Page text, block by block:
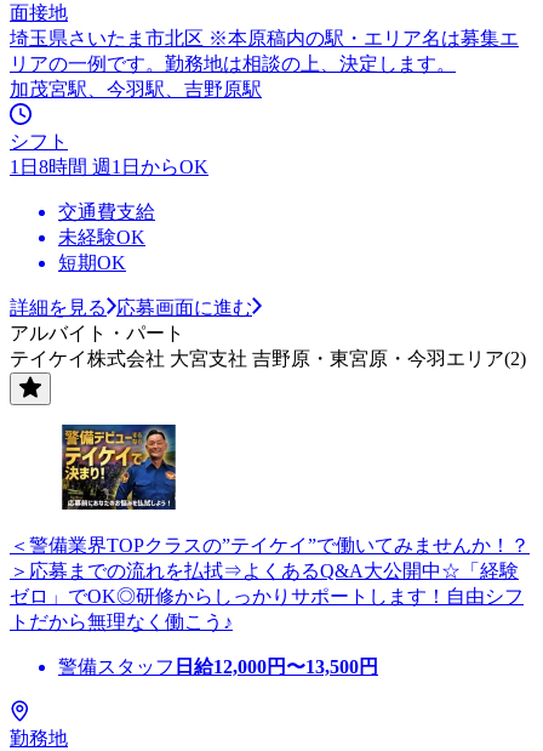
面接地
埼玉県さいたま市北区 ※本原稿内の駅・エリア名は募集エ
リアの一例です。勤務地は相談の上、決定します。
加茂宮駅、今羽駅、吉野原駅
シフト
1日8時間 週1日からOK
交通費支給
未経験OK
短期OK
詳細を見る
応募画面に進む
アルバイト・パート
テイケイ株式会社 大宮支社 吉野原・東宮原・今羽エリア(2)
＜警備業界TOPクラスの”テイケイ”で働いてみませんか！？
＞応募までの流れを払拭⇒よくあるQ&A大公開中☆「経験
ゼロ」でOK◎研修からしっかりサポートします！自由シフ
トだから無理なく働こう♪
警備スタッフ 日給12,000円〜13,500円
勤務地